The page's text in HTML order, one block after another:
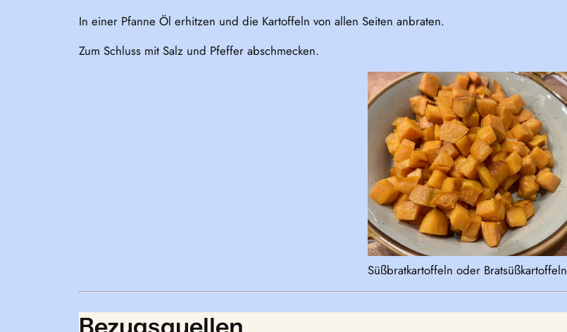
In einer Pfanne Öl erhitzen und die Kartoffeln von allen Seiten anbraten.
Zum Schluss mit Salz und Pfeffer abschmecken.
Süßbratkartoffeln oder Bratsüßkartoffeln
Bezugsquellen